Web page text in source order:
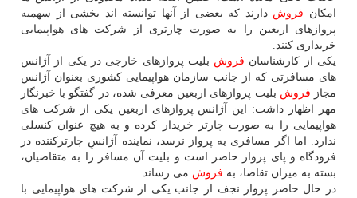
امكان فروش دارند كه بعضی از آنها توانسته اند بخشی از سهمیه
پروازهای اربعین را به صورت چارتری از شركت های هواپیمایی
خریداری كنند.
یكی از كارشناسان فروش بلیت پروازهای خارجی در یكی از آژانس
های مسافرتی كه از جانب سازمان هواپیمایی كشوری بعنوان آژانس
مجاز فروش بلیت پروازهای اربعین معرفی شده، در گفتگو با خبرنگار
مهر اظهار داشت: این آژانس پروازهای اربعین یكی از شركت های
هواپیمایی را به صورت چارتر خریدار كرده و به هیچ عنوان كنسلی
ندارد. اما اگر مسافری به پرواز نرسد، نماینده آژانسِ چارتركننده در
فرودگاه و پای پرواز حاضر است و بلیت آن مسافر را به متقاضیان،
بسته به میزان تقاضا، به فروش می رساند.
در حال حاضر پرواز نجف از جانب یكی از شركت های هواپیمایی با